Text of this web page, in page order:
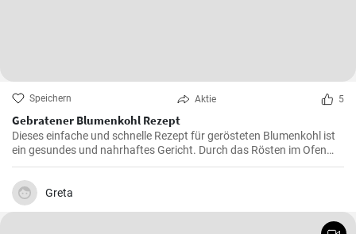
Speichern Aktie 5
Gebratener Blumenkohl Rezept
Dieses einfache und schnelle Rezept für gerösteten Blumenkohl ist
ein gesundes und nahrhaftes Gericht. Durch das Rösten im Ofen
erhält der Blumenkohl einen wunderbar süßen und nussigen
Geschmack. Servieren Sie ihn als Beilage oder als Hauptgericht.
Greta